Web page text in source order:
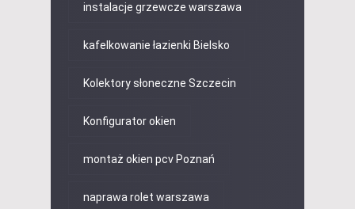
instalacje grzewcze warszawa
kafelkowanie łazienki Bielsko
Kolektory słoneczne Szczecin
Konfigurator okien
montaż okien pcv Poznań
naprawa rolet warszawa